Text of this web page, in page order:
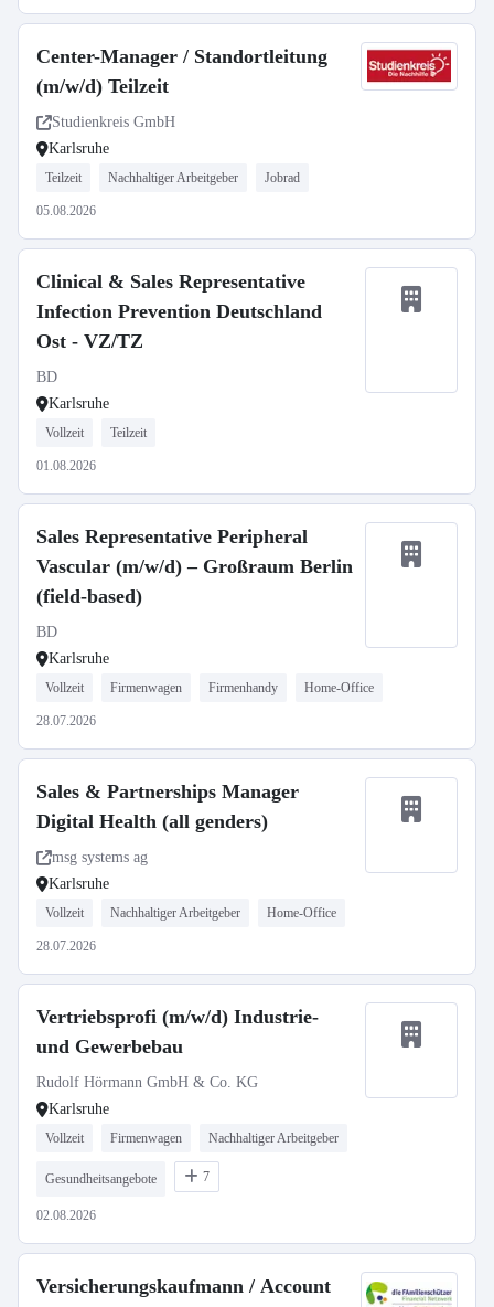
Center-Manager / Standortleitung
(m/w/d) Teilzeit
Studienkreis GmbH
Karlsruhe
Teilzeit Nachhaltiger Arbeitgeber Jobrad
05.08.2026
Clinical & Sales Representative
Infection Prevention Deutschland
Ost - VZ/TZ
BD
Karlsruhe
Vollzeit Teilzeit
01.08.2026
Sales Representative Peripheral
Vascular (m/w/d) – Großraum Berlin
(field-based)
BD
Karlsruhe
Vollzeit Firmenwagen Firmenhandy Home-Office
28.07.2026
Sales & Partnerships Manager
Digital Health (all genders)
msg systems ag
Karlsruhe
Vollzeit Nachhaltiger Arbeitgeber Home-Office
28.07.2026
Vertriebsprofi (m/w/d) Industrie-
und Gewerbebau
Rudolf Hörmann GmbH & Co. KG
Karlsruhe
Vollzeit Firmenwagen Nachhaltiger Arbeitgeber
Gesundheitsangebote 7
02.08.2026
Versicherungskaufmann / Account